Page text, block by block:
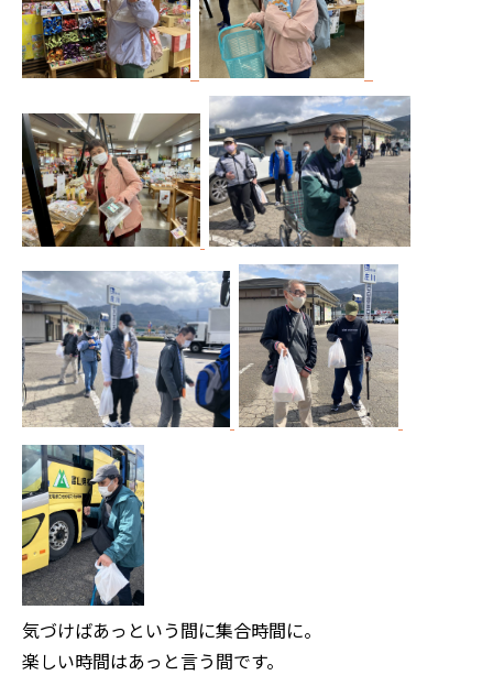
気づけばあっという間に集合時間に。
楽しい時間はあっと言う間です。